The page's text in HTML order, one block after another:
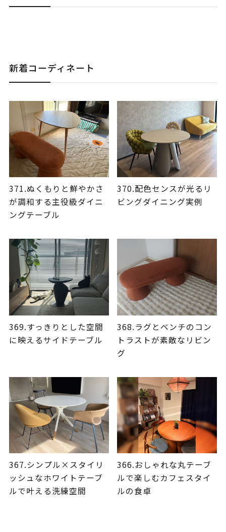
新着コーディネート
371.ぬくもりと鮮やかさ
が調和する主役級ダイニ
ングテーブル
370.配色センスが光るリ
ビングダイニング実例
369.すっきりとした空間
に映えるサイドテーブル
368.ラグとベンチのコン
トラストが素敵なリビン
グ
367.シンプル×スタイリ
ッシュなホワイトテーブ
ルで叶える洗練空間
366.おしゃれな丸テーブ
ルで楽しむカフェスタイ
ルの食卓